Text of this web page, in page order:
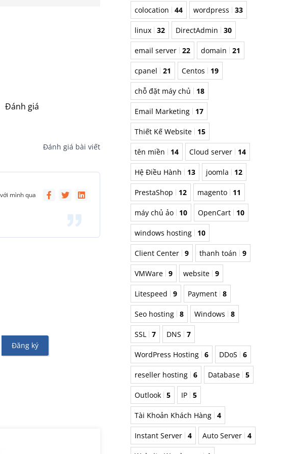
Đánh giá
Đánh giá bài viết
mình qua
colocation 44 wordpress 33
linux 32 DirectAdmin 30
email server 22 domain 21
cpanel 21 Centos 19
chỗ đặt máy chủ 18
Email Marketing 17
Thiết Kế Website 15
tên miền 14 Cloud server 14
Hệ Điều Hành 13 joomla 12
PrestaShop 12 magento 11
máy chủ ảo 10 OpenCart 10
windows hosting 10
Client Center 9 thanh toán 9
VMWare 9 website 9
Litespeed 9 Payment 8
Seo hosting 8 Windows 8
SSL 7 DNS 7
WordPress Hosting 6 DDoS 6
reseller hosting 6 Database 5
Outlook 5 IP 5
Tài Khoản Khách Hàng 4
Instant Server 4 Auto Server 4